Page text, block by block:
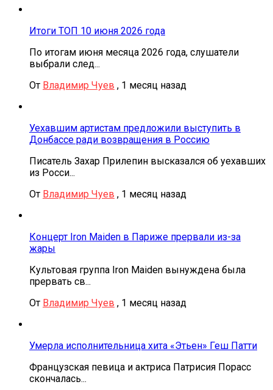
Итоги ТОП 10 июня 2026 года
По итогам июня месяца 2026 года, слушатели
выбрали след...
От Владимир Чуев , 1 месяц назад
Уехавшим артистам предложили выступить в
Донбассе ради возвращения в Россию
Писатель Захар Прилепин высказался об уехавших
из Росси...
От Владимир Чуев , 1 месяц назад
Концерт Iron Maiden в Париже прервали из-за
жары
Культовая группа Iron Maiden вынуждена была
прервать св...
От Владимир Чуев , 1 месяц назад
Умерла исполнительница хита «Этьен» Геш Патти
Французская певица и актриса Патрисия Порасс
скончалась...